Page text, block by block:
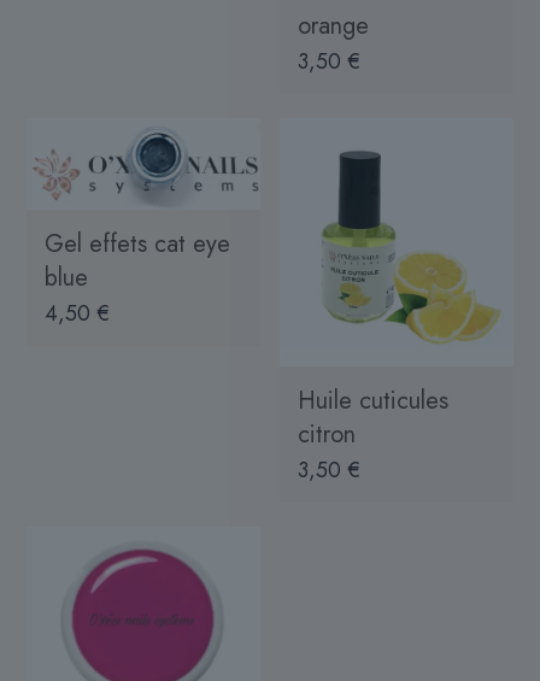
orange
3,50€
Gel effets cat eye
blue
4,50€
Huile cuticules
citron
3,50€